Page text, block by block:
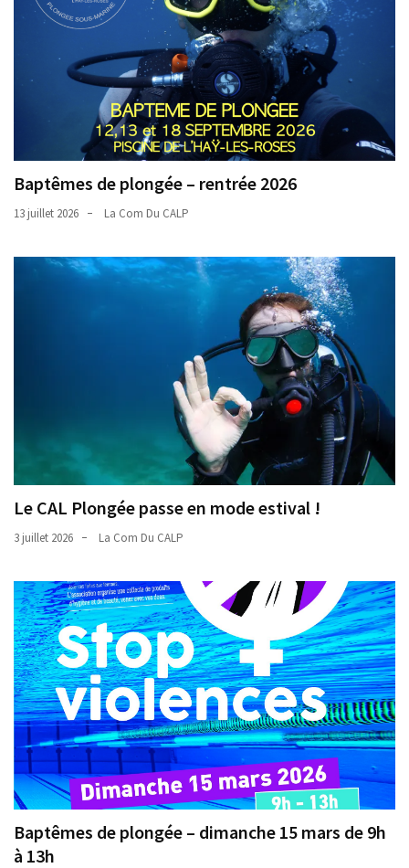
Baptêmes de plongée – rentrée 2026
13 juillet 2026 La Com Du CALP
Le CAL Plongée passe en mode estival !
3 juillet 2026 La Com Du CALP
Baptêmes de plongée – dimanche 15 mars de 9h
à 13h